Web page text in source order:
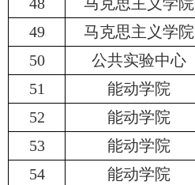
49
马克思主义学院
50
公共实验中心
51
能动学院
52
能动学院
53
能动学院
54
能动学院